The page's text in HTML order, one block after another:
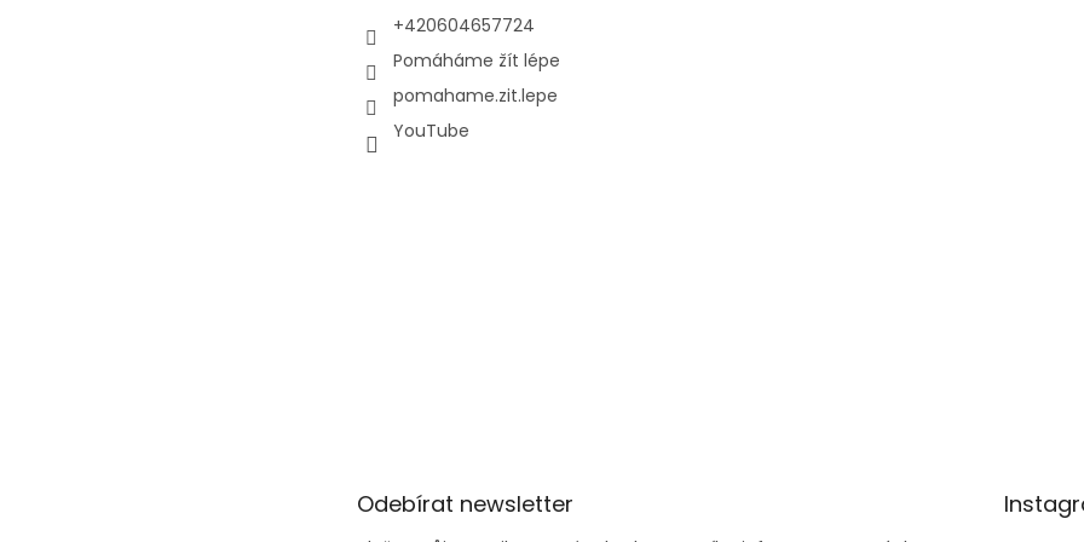
+420604657724
Pomáháme žít lépe
pomahame.zit.lepe
YouTube
Odebírat newsletter